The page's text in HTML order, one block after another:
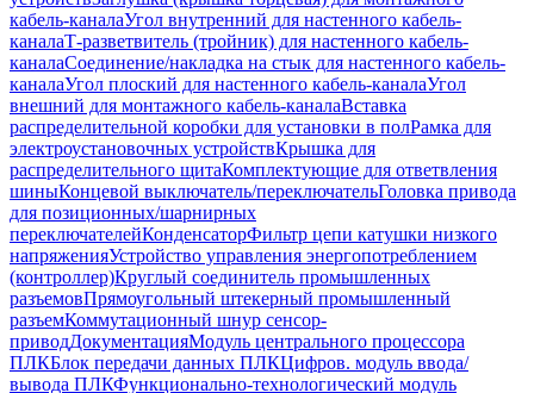
кабель-каналаУгол внутренний для настенного кабель-
каналаТ-разветвитель (тройник) для настенного кабель-
каналаСоединение/накладка на стык для настенного кабель-
каналаУгол плоский для настенного кабель-каналаУгол
внешний для монтажного кабель-каналаВставка
распределительной коробки для установки в полРамка для
электроустановочных устройствКрышка для
распределительного щитаКомплектующие для ответвления
шиныКонцевой выключатель/переключательГоловка привода
для позиционных/шарнирных
переключателейКонденсаторФильтр цепи катушки низкого
напряженияУстройство управления энергопотреблением
(контроллер)Круглый соединитель промышленных
разъемовПрямоугольный штекерный промышленный
разъемКоммутационный шнур сенсор-
приводДокументацияМодуль центрального процессора
ПЛКБлок передачи данных ПЛКЦифров. модуль ввода/
вывода ПЛКФункционально-технологический модуль